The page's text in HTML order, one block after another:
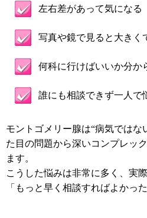
左右差があって気になる
写真や鏡で見ると大きく
何科に行けばいいか分か
誰にも相談できず一人で
モントゴメリー腺は“病気ではな
た目の問題から深いコンプレッ
ます。
こうした悩みは非常に多く、実
「もっと早く相談すればよかっ